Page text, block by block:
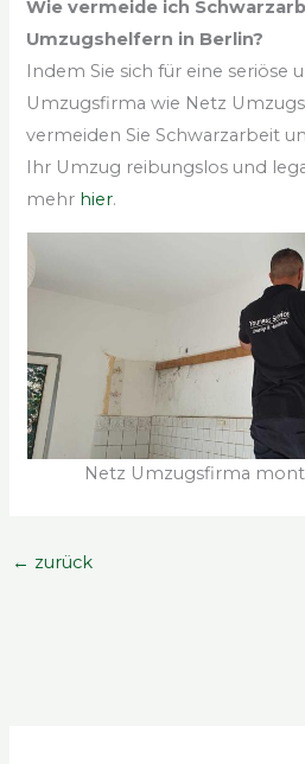
Wie vermeide ich
Umzugshelfern in Berlin?
Indem Sie sich für eine seriöse
Umzugsfirma wie Netz
vermeiden Sie Schwarzarbeit
Ihr Umzug reibungslos und
mehr hier.
Netz Umzugsfirma
← zurück